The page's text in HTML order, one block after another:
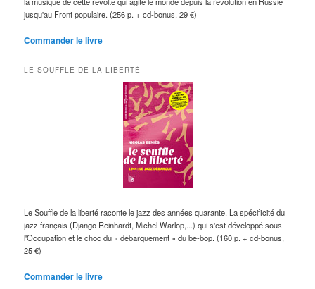
jusqu'au Front populaire. (256 p. + cd-bonus, 29 €)
Commander le livre
LE SOUFFLE DE LA LIBERTÉ
Le Souffle de la liberté raconte le jazz des années quarante. La spécificité du
jazz français (Django Reinhardt, Michel Warlop,...) qui s'est développé sous
l'Occupation et le choc du « débarquement » du be-bop. (160 p. + cd-bonus,
25 €)
Commander le livre